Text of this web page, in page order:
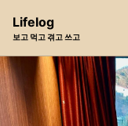
navigation
Lifelog
보고 먹고 겪고 쓰고